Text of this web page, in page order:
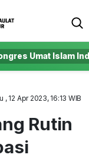
Umat Islam
, 12 Apr 2023, 16:13 WIB
Rutin